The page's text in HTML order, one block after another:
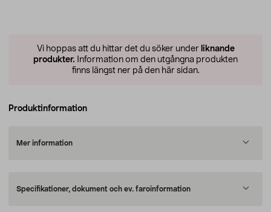
Vi hoppas att du hittar det du söker under liknande
produkter. Information om den utgångna produkten
finns längst ner på den här sidan.
Produktinformation
Mer information
Specifikationer, dokument och ev. faroinformation